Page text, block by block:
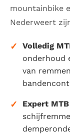
mountainbike
Nederweert
✓ Volledig
onderhoud
van
✓ Expert